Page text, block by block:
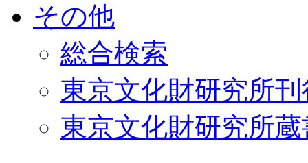
その他
総合検索
東京文化財研究所
東京文化財研究所